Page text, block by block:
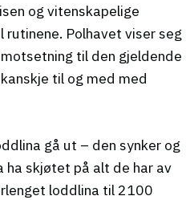
og vitenskapelige
Polhavet viser seg
til den gjeldende
til og med med
gå ut – den synker og
ha skjøtet på alt de har av
loddlina til 2100